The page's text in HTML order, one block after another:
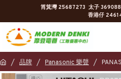
筲箕灣 25687273 太子
香港仔
品牌 Panasonic 樂聲